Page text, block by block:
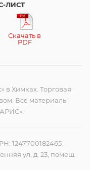
ЛИСТ
Скачать в
PDF
в Химках. Торговая
Все материалы
1247700182465.
ул, д. 23, помещ.